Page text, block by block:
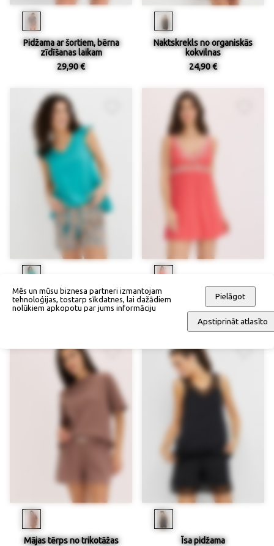
Pidžama ar šortiem, bērna
zīdīšanas laikam
29,90 €
Naktskrekls no organiskās
kokvilnas
24,90 €
Īsa pidžama
29,90 €
Negližē
44,90 €
Mājas tērps no trikotāžas
Īsa pidžama
Mēs un mūsu biznesa partneri izmantojam
tehnoloģijas, tostarp sīkdatnes, lai dažādiem
nolūkiem apkopotu par jums informāciju
Pielāgot
Apstiprināt atlasīto